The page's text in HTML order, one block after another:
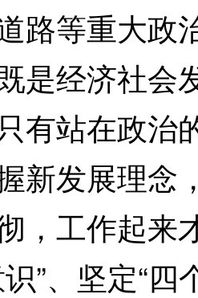
路等重大政
是经济社会
有站在政治
新发展理念
，工作起来
”、坚定“四